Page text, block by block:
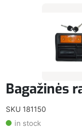
Bagažinės
SKU 181150
in stock